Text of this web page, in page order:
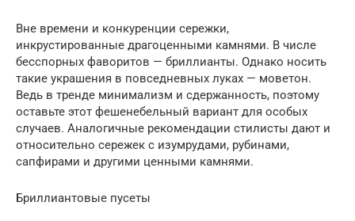
Вне времени и конкуренции сережки,
инкрустированные драгоценными камнями. В числе
бесспорных фаворитов — бриллианты. Однако носить
такие украшения в повседневных луках — моветон.
Ведь в тренде минимализм и сдержанность, поэтому
оставьте этот фешенебельный вариант для особых
случаев. Аналогичные рекомендации стилисты дают и
относительно сережек с изумрудами, рубинами,
сапфирами и другими ценными камнями.
Бриллиантовые пусеты